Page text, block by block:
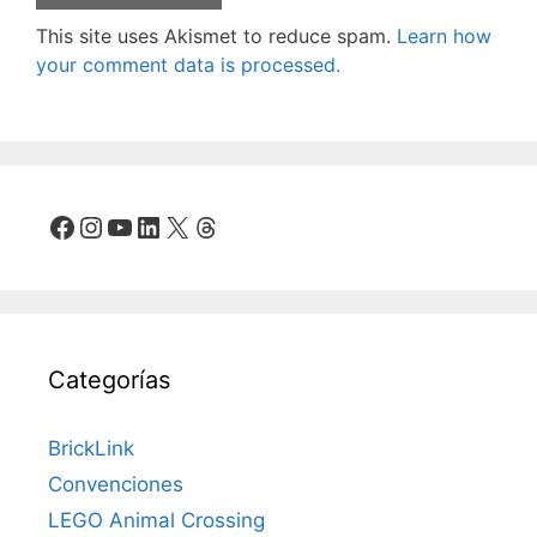
This site uses Akismet to reduce spam. Learn how
your comment data is processed.
Facebook
Instagram
YouTube
LinkedIn
X Threads
Categorías
BrickLink
Convenciones
LEGO Animal Crossing